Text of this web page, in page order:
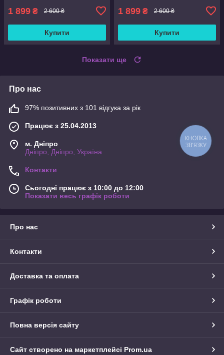
1 899 ₴ 2 600 ₴
Купити
1 899 ₴ 2 600 ₴
Купити
Показати ще
Про нас
97% позитивних з 101 відгука за рік
Працює з 25.04.2013
м. Дніпро
Дніпро, Дніпро, Україна
Контакти
Сьогодні працює з 10:00 до 12:00
Показати весь графік роботи
Про нас
Контакти
Доставка та оплата
Графік роботи
Повна версія сайту
Сайт створено на маркетплейсі Prom.ua
КНОПКА
ЗВ'ЯЗКУ